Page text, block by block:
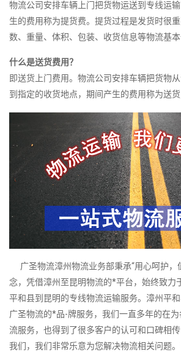
物流公司安排车辆上门把货物运送到专线运
生的费用称为提货费。提货过程是发货时很
数、重量、体积、包装、收货信息等物流基本
什么是送货费用？
即送货上门费用。物流公司安排车辆把货物
到指定的收货地点，期间产生的费用称为送货
广圣物流漳州物流业务部秉承“用心呵护，
念，凭借漳州至昆明物流的*平台，始终致力
平和县到昆明的专线物流运输服务。漳州平
广圣物流的*品-牌服务，我们一直多年的在
流服务，也得到了很多客户的认可和口碑相
我们，我们非常乐意为您解决物流相关问题